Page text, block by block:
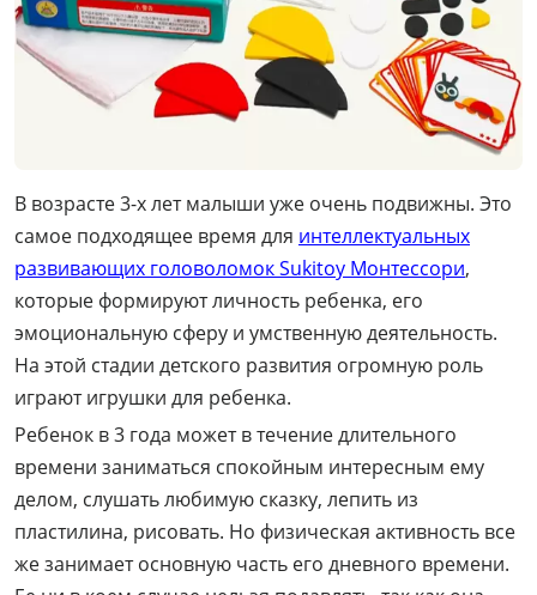
В возрасте 3-х лет малыши уже очень подвижны. Это
самое подходящее время для интеллектуальных
развивающих головоломок Sukitoy Монтессори,
которые формируют личность ребенка, его
эмоциональную сферу и умственную деятельность.
На этой стадии детского развития огромную роль
играют игрушки для ребенка.
Ребенок в 3 года может в течение длительного
времени заниматься спокойным интересным ему
делом, слушать любимую сказку, лепить из
пластилина, рисовать. Но физическая активность все
же занимает основную часть его дневного времени.